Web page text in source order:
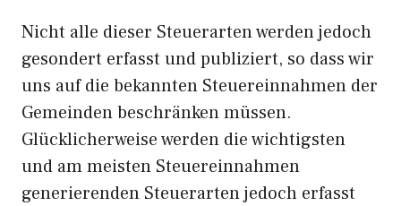
Nicht alle dieser Steuerarten werden jedoch
gesondert erfasst und publiziert, so dass wir
uns auf die bekannten Steuereinnahmen der
Gemeinden beschränken müssen.
Glücklicherweise werden die wichtigsten
und am meisten Steuereinnahmen
generierenden Steuerarten jedoch erfasst